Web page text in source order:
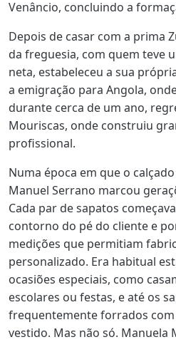
Venâncio, concluindo a
Depois de casar com a prima
da freguesia, com quem teve
neta, estabeleceu a sua
a emigração para Angola,
durante cerca de um ano,
Mouriscas, onde construiu
profissional.
Numa época em que o
Manuel Serrano marcou
Cada par de sapatos
contorno do pé do cliente e
medições que permitiam
personalizado. Era habitual
ocasiões especiais, como
escolares ou festas, e até os
frequentemente forrados
vestido. Mas não só. Manuela